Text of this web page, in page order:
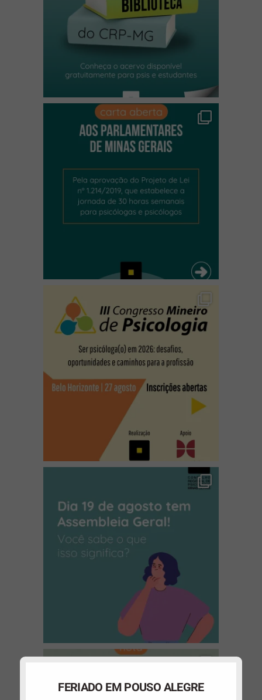
FERIADO EM POUSO ALEGRE